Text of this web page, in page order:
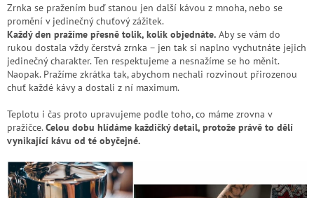
Zrnka se pražením buď stanou jen další kávou z mnoha, nebo se
promění v jedinečný chuťový zážitek.
Každý den pražíme přesně tolik, kolik objednáte. Aby se vám do
rukou dostala vždy čerstvá zrnka – jen tak si naplno vychutnáte jejich
jedinečný charakter. Ten respektujeme a nesnažíme se ho měnit.
Naopak. Pražíme zkrátka tak, abychom nechali rozvinout přirozenou
chuť každé kávy a dostali z ní maximum.
Teplotu i čas proto upravujeme podle toho, co máme zrovna v
pražičce.Celou dobu hlídáme každičký detail, protože právě to dělí
vynikající kávu od té obyčejné.